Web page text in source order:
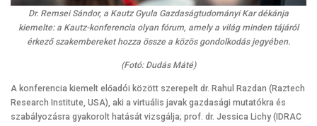
Dr. Remsei Sándor, a Kautz Gyula Gazdaságtudományi Kar dékánja
kiemelte: a Kautz-konferencia olyan fórum, amely a világ minden tájáról
érkező szakembereket hozza össze a közös gondolkodás jegyében.
(Fotó: Dudás Máté)
A konferencia kiemelt előadói között szerepelt dr. Rahul Razdan (Raztech
Research Institute, USA), aki a virtuális javak gazdasági mutatókra és
szabályozásra gyakorolt hatását vizsgálja; prof. dr. Jessica Lichy (IDRAC